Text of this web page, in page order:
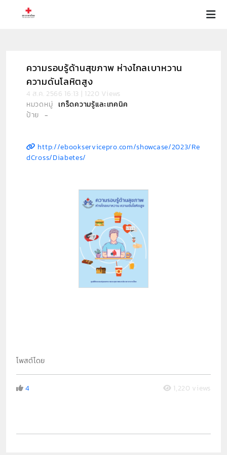
ความรอบรู้ด้านสุขภาพ ห่างไกลเบาหวาน
ความดันโลหิตสูง
4 ส.ค. 2566 16:13 | 1220 Views
หมวดหมู่เกร็ดความรู้และเทคนิค
ป้าย-
http://ebookservicepro.com/showcase/2023/Re
dCross/Diabetes/
โพสต์โดย
4 1,220 views